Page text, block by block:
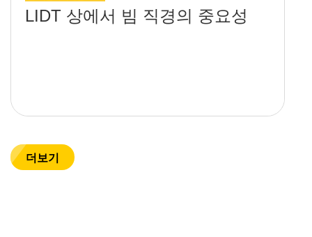
LIDT 상에서 빔 직경의 중요성
더보기